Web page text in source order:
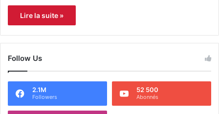
Lire la suite »
Follow Us
2.1M
Followers
52 500
Abonnés